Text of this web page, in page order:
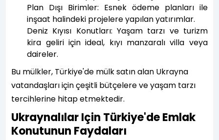
Plan Dışı Birimler: Esnek ödeme planları ile
inşaat halindeki projelere yapılan yatırımlar.
Deniz Kıyısı Konutları: Yaşam tarzı ve turizm
kira geliri için ideal, kıyı manzaralı villa veya
daireler.
Bu mülkler, Türkiye'de mülk satın alan Ukrayna
vatandaşları için çeşitli bütçelere ve yaşam tarzı
tercihlerine hitap etmektedir.
Ukraynalılar Için Türkiye'de Emlak
Konutunun Faydaları